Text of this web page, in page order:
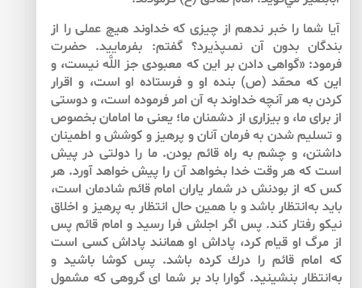
آيا شما را خبر ندهم از چيزى كه خداوند هيچ عملى را از
بندگان بدون آن نمى‏پذيرد؟ گفتم: بفرماييد. حضرت
فرمود: «گواهى دادن بر اين كه معبودى جز اللَّه نيست، و
اين كه محمّد (ص) بنده او و فرستاده او است، و اقرار
كردن به هر آنچه خداوند به آن امر فرموده است، و دوستى
از براى ما، و بيزارى از دشمنان ما؛ يعنى ما امامان بخصوص
و تسليم شدن به فرمان آنان و پرهيز و كوشش و اطمينان
داشتن، و چشم به راه قائم بودن. ما را دولتى در پيش
است كه هر وقت خدا بخواهد آن را پيش خواهد آورد. هر
كس كه از بودنش در شمار ياران امام قائم شادمان است،
بايد به‌‌انتظار باشد و با همين حال انتظار به پرهيز و اخلاق
نيكو رفتار كند. پس اگر اجلش فرا رسيد و امام قائم پس
از مرگ او قيام كرد، پاداش او همانند پاداش كسى است
كه امام قائم را درك كرده باشد. پس كوشا باشيد و
به‌‌انتظار بنشينيد. گوارا باد بر شما اى گروهى كه مشمول